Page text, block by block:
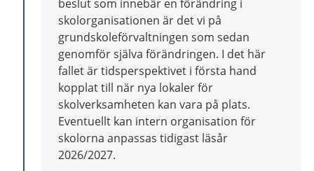
beslut som innebär en förändring i
skolorganisationen är det vi på
grundskoleförvaltningen som sedan
genomför själva förändringen. I det här
fallet är tidsperspektivet i första hand
kopplat till när nya lokaler för
skolverksamheten kan vara på plats.
Eventuellt kan intern organisation för
skolorna anpassas tidigast läsår
2026/2027.